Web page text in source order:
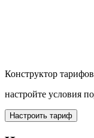
Конструктор тарифов
настройте условия
Настроить тариф